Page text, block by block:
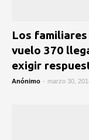
Los
vuelo 370
exigir
Anónimo - marzo 30,